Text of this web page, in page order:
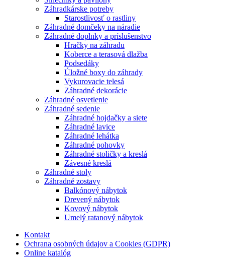
Záhradkárske potreby
Starostlivosť o rastliny
Záhradné domčeky na náradie
Záhradné doplnky a príslušenstvo
Hračky na záhradu
Koberce a terasová dlažba
Podsedáky
Úložné boxy do záhrady
Vykurovacie telesá
Záhradné dekorácie
Záhradné osvetlenie
Záhradné sedenie
Záhradné hojdačky a siete
Záhradné lavice
Záhradné lehátka
Záhradné pohovky
Záhradné stoličky a kreslá
Závesné kreslá
Záhradné stoly
Záhradné zostavy
Balkónový nábytok
Drevený nábytok
Kovový nábytok
Umelý ratanový nábytok
Kontakt
Ochrana osobných údajov a Cookies (GDPR)
Online katalóg